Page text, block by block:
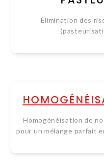
Élimination des
Homogénéisation de
pour un mélange parfait